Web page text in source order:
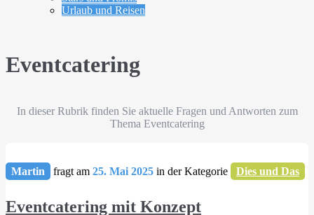
Urlaub und Reisen
Eventcatering
In dieser Rubrik finden Sie aktuelle Fragen und Antworten zum
Thema Eventcatering
Martin fragt am 25. Mai 2025 in der Kategorie Dies und Das
Eventcatering mit Konzept